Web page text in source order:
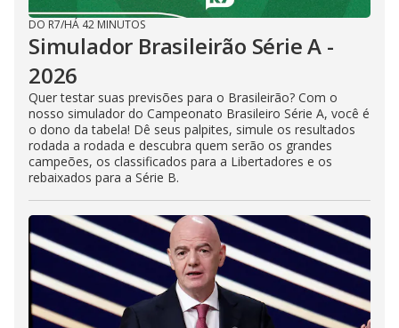
DO R7/HÁ 42 MINUTOS
Simulador Brasileirão Série A -
2026
Quer testar suas previsões para o Brasileirão? Com o
nosso simulador do Campeonato Brasileiro Série A, você é
o dono da tabela! Dê seus palpites, simule os resultados
rodada a rodada e descubra quem serão os grandes
campeões, os classificados para a Libertadores e os
rebaixados para a Série B.